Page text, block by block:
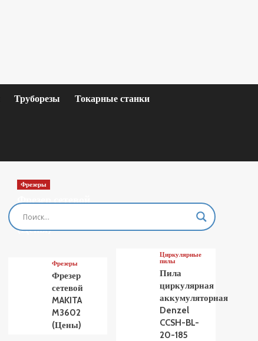
Труборезы Токарные станки
Фрезеры
Фрезер сетевой
MAKITA M3601
(Цены)
Фрезеры
Фрезер
сетевой
MAKITA
M3602
(Цены)
Циркулярные
пилы
Пила
циркулярная
аккумуляторная
Denzel
CCSH-BL-
20-185